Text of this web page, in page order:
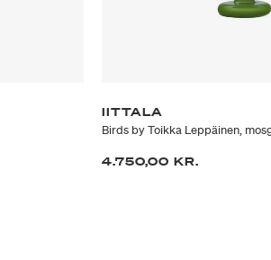
IITTALA
Birds by Toikka Leppäinen,
4.750,00 KR.